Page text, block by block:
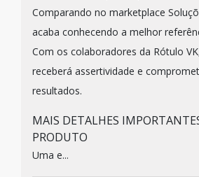
Comparando no marketplace
acaba conhecendo a melhor
Com os colaboradores da Rótulo
receberá assertividade e
resultados.
MAIS DETALHES
PRODUTO
Uma e...